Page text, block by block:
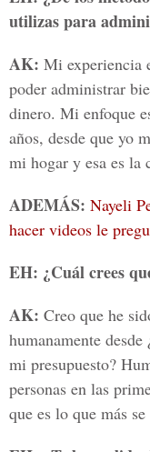
utilizas para
AK: Mi experiencia
poder administrar
dinero. Mi enfoque
años, desde que yo
mi hogar y esa es la
ADEMÁS: Nayeli
hacer videos le
EH: ¿Cuál crees
AK: Creo que he
humanamente
mi presupuesto?
personas en las
que es lo que más se